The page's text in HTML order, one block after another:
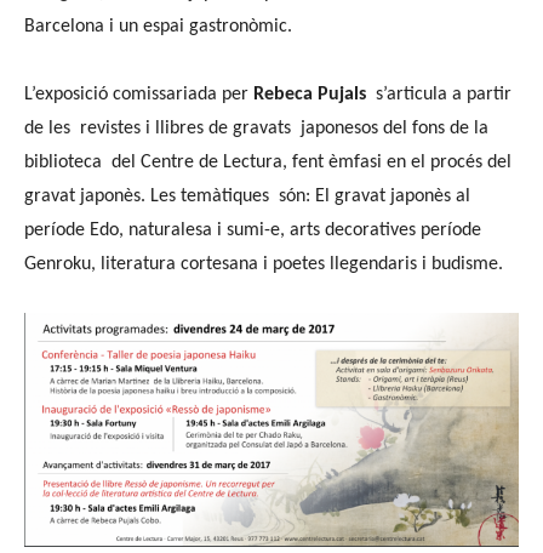
Barcelona i un espai gastronòmic.
L’exposició comissariada per Rebeca Pujals s’articula a partir
de les revistes i llibres de gravats japonesos del fons de la
biblioteca del Centre de Lectura, fent èmfasi en el procés del
gravat japonès. Les temàtiques són: El gravat japonès al
període Edo, naturalesa i sumi-e, arts decoratives període
Genroku, literatura cortesana i poetes llegendaris i budisme.